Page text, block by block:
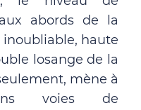
abords de la
haute
losange de la
mène à
voies de